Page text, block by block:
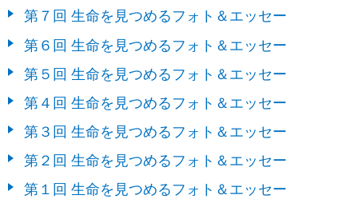
第７回 生命を見つめるフォト＆エッセー
第６回 生命を見つめるフォト＆エッセー
第５回 生命を見つめるフォト＆エッセー
第４回 生命を見つめるフォト＆エッセー
第３回 生命を見つめるフォト＆エッセー
第２回 生命を見つめるフォト＆エッセー
第１回 生命を見つめるフォト＆エッセー